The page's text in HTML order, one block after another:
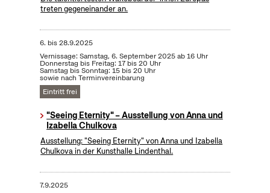
treten gegeneinander an.
6. bis28.9.2025
Vernissage: Samstag, 6. September 2025 ab 16 Uhr
Donnerstag bis Freitag: 17 bis 20 Uhr
Samstag bis Sonntag: 15 bis 20 Uhr
sowie nach Terminvereinbarung
Eintritt frei
"Seeing Eternity" – Ausstellung von Anna und
Izabella Chulkova
Ausstellung: "Seeing Eternity" von Anna und Izabella
Chulkova in der Kunsthalle Lindenthal.
7.9.2025